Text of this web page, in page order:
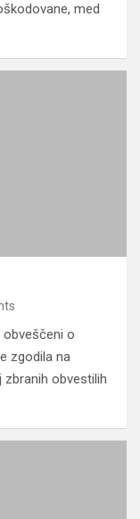
med
obveščeni o
zgodila na
zbranih obvestilih